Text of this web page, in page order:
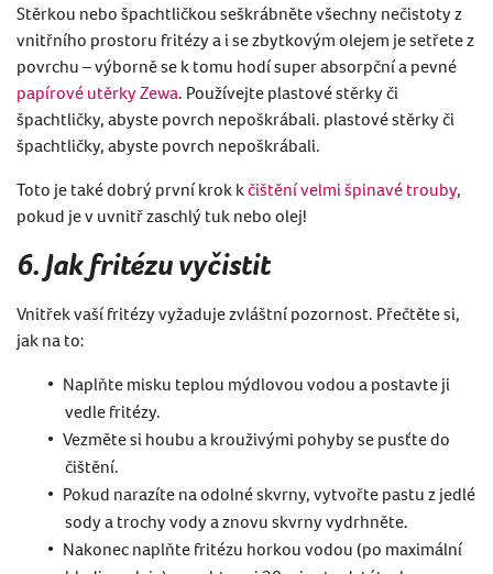
Stěrkou nebo špachtličkou seškrábněte všechny nečistoty z
vnitřního prostoru fritézy a i se zbytkovým olejem je setřete z
povrchu – výborně se k tomu hodí super absorpční a pevné
papírové utěrky Zewa. Používejte plastové stěrky či
špachtličky, abyste povrch nepoškrábali. plastové stěrky či
špachtličky, abyste povrch nepoškrábali.
Toto je také dobrý první krok kčištění velmi špinavé trouby,
pokud je v uvnitř zaschlý tuk nebo olej!
6. Jak fritézu vyčistit
Vnitřek vaší fritézy vyžaduje zvláštní pozornost. Přečtěte si,
jak na to:
Naplňte misku teplou mýdlovou vodou a postavte ji
vedle fritézy.
Vezměte si houbu a krouživými pohyby se pusťte do
čištění.
Pokud narazíte na odolné skvrny, vytvořte pastu z jedlé
sody a trochy vody a znovu skvrny vydrhněte.
Nakonec naplňte fritézu horkou vodou (po maximální